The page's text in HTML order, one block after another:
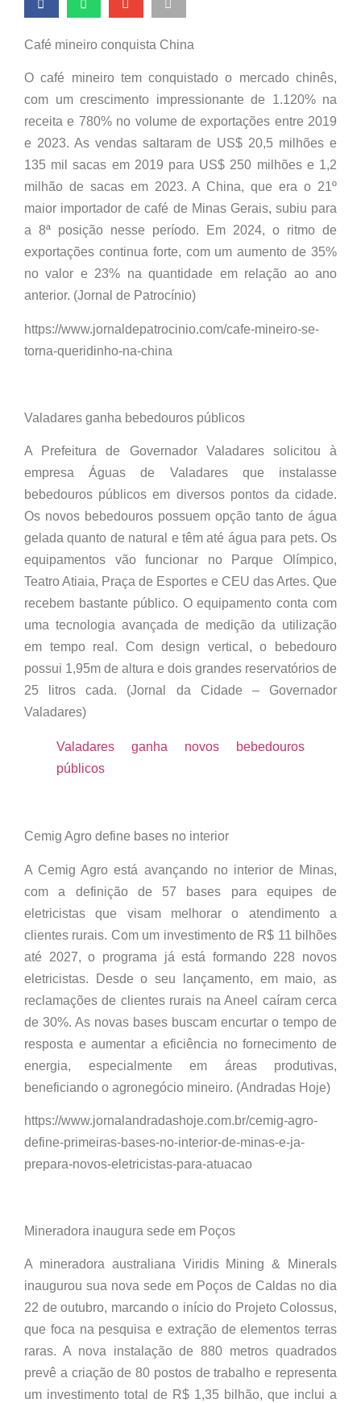
Café mineiro conquista China
O café mineiro tem conquistado o mercado chinês,
com um crescimento impressionante de 1.120% na
receita e 780% no volume de exportações entre 2019
e 2023. As vendas saltaram de US$ 20,5 milhões e
135 mil sacas em 2019 para US$ 250 milhões e 1,2
milhão de sacas em 2023. A China, que era o 21º
maior importador de café de Minas Gerais, subiu para
a 8ª posição nesse período. Em 2024, o ritmo de
exportações continua forte, com um aumento de 35%
no valor e 23% na quantidade em relação ao ano
anterior. (Jornal de Patrocínio)
https://www.jornaldepatrocinio.com/cafe-mineiro-se-
torna-queridinho-na-china
Valadares ganha bebedouros públicos
A Prefeitura de Governador Valadares solicitou à
empresa Águas de Valadares que instalasse
bebedouros públicos em diversos pontos da cidade.
Os novos bebedouros possuem opção tanto de água
gelada quanto de natural e têm até água para pets. Os
equipamentos vão funcionar no Parque Olímpico,
Teatro Atiaia, Praça de Esportes e CEU das Artes. Que
recebem bastante público. O equipamento conta com
uma tecnologia avançada de medição da utilização
em tempo real. Com design vertical, o bebedouro
possui 1,95m de altura e dois grandes reservatórios de
25 litros cada. (Jornal da Cidade – Governador
Valadares)
Valadares ganha novos bebedouros
públicos
Cemig Agro define bases no interior
A Cemig Agro está avançando no interior de Minas,
com a definição de 57 bases para equipes de
eletricistas que visam melhorar o atendimento a
clientes rurais. Com um investimento de R$ 11 bilhões
até 2027, o programa já está formando 228 novos
eletricistas. Desde o seu lançamento, em maio, as
reclamações de clientes rurais na Aneel caíram cerca
de 30%. As novas bases buscam encurtar o tempo de
resposta e aumentar a eficiência no fornecimento de
energia, especialmente em áreas produtivas,
beneficiando o agronegócio mineiro. (Andradas Hoje)
https://www.jornalandradashoje.com.br/cemig-agro-
define-primeiras-bases-no-interior-de-minas-e-ja-
prepara-novos-eletricistas-para-atuacao
Mineradora inaugura sede em Poços
A mineradora australiana Viridis Mining & Minerals
inaugurou sua nova sede em Poços de Caldas no dia
22 de outubro, marcando o início do Projeto Colossus,
que foca na pesquisa e extração de elementos terras
raras. A nova instalação de 880 metros quadrados
prevê a criação de 80 postos de trabalho e representa
um investimento total de R$ 1,35 bilhão, que inclui a